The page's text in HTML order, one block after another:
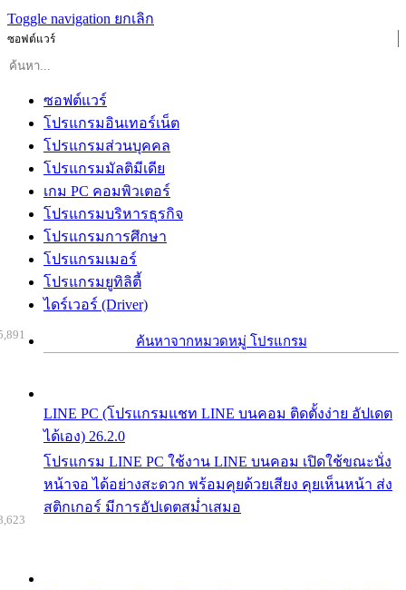
Toggle navigation ยกเลิก
ซอฟต์แวร์
ซอฟต์แวร์
โปรแกรมอินเทอร์เน็ต
โปรแกรมส่วนบุคคล
โปรแกรมมัลติมีเดีย
เกม PC คอมพิวเตอร์
โปรแกรมบริหารธุรกิจ
โปรแกรมการศึกษา
โปรแกรมเมอร์
โปรแกรมยูทิลิตี้
ไดร์เวอร์ (Driver)
ค้นหาจากหมวดหมู่ โปรแกรม
LINE PC (โปรแกรมแชท LINE บนคอม ติดตั้งง่าย อัปเดต
ได้เอง) 26.2.0
โปรแกรม LINE PC ใช้งาน LINE บนคอม เปิดใช้ขณะนั่ง
หน้าจอ ได้อย่างสะดวก พร้อมคุยด้วยเสียง คุยเห็นหน้า ส่ง
สติกเกอร์ มีการอัปเดตสม่ำเสมอ